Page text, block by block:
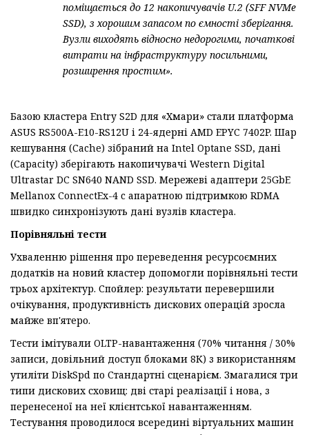
поміщається до 12 накопичувачів U.2 (SFF NVMe
SSD), з хорошим запасом по ємності зберігання.
Вузли виходять відносно недорогими, початкові
витрати на інфраструктуру посильними,
розширення простим».
Базою кластера Entry S2D для «Хмари» стали платформа
ASUS RS500A-E10-RS12U і 24-ядерні AMD EPYC 7402P. Шар
кешування (Cache) зібраний на Intel Optane SSD, дані
(Capacity) зберігають накопичувачі Western Digital
Ultrastar DC SN640 NAND SSD. Мережеві адаптери 25GbE
Mellanox ConnectEx-4 c апаратною підтримкою RDMA
швидко синхронізують дані вузлів кластера.
Порівняльні тести
Ухваленню рішення про переведення ресурсоємних
додатків на новий кластер допомогли порівняльні тести
трьох архітектур. Спойлер: результати перевершили
очікування, продуктивність дискових операцій зросла
майже вп'ятеро.
Тести імітували OLTP-навантаження (70% читання / 30%
записи, довільний доступ блоками 8К) з використанням
утиліти DiskSpd по Стандартні сценарієм. Змагалися три
типи дискових сховищ: дві старі реалізації і нова, з
перенесеної на неї клієнтської навантаженням.
Тестування проводилося всередині віртуальних машин